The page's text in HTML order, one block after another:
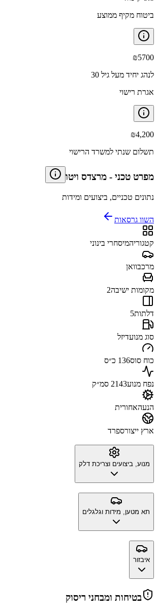
ביטוח מקיף ממוצע
₪5700
לנהג יחיד מעל גיל 30
אגרת רישוי
₪4,200
תשלום שנתי למשרד הרישוי
מפרט טכני - מרצדס ויטו
נתונים טכניים, ביצועים ומידות
השוו גרסאות
קטגוריהמיסחרי בינוני
מרכבוואן
מקומות ישיבה2
דלתות5
סוג מנועדיזל
כוח סוס136 כ״ס
נפח מנוע2143 סמ״ק
הנעהאחורית
ארץ ייצורספרד
מנוע, ביצועים וצריכת דלק
תא מטען, מידות וגלגלים
איבזור
בטיחות ומבחני ריסוק